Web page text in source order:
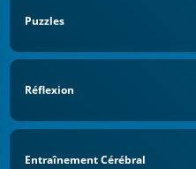
Puzzles
Réflexion
Entraînement Cérébral